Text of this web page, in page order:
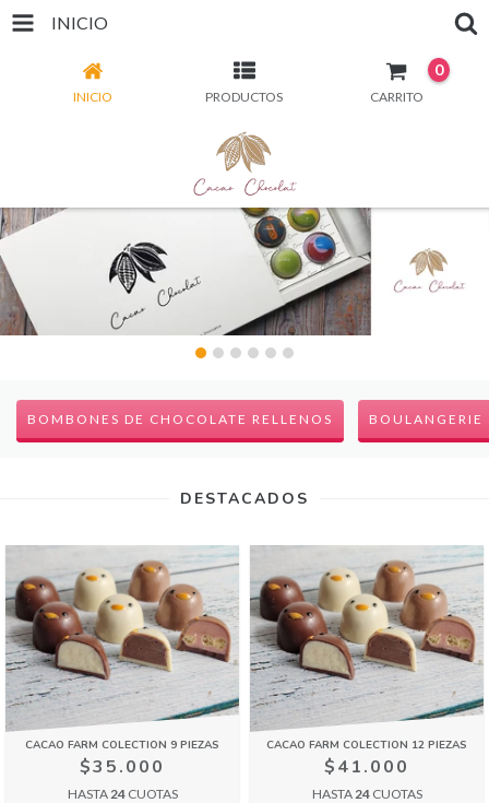
INICIO
INICIO PRODUCTOS CARRITO
0
BOMBONES DE CHOCOLATE RELLENOS BOULANGERIE
DESTACADOS
CACAO FARM COLECTION 9 PIEZAS
$35.000
HASTA 24CUOTAS
CACAO FARM COLECTION 12 PIEZAS
$41.000
HASTA 24CUOTAS